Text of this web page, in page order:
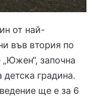
от най-
във втория по
започна
детска градина.
ще е за 6